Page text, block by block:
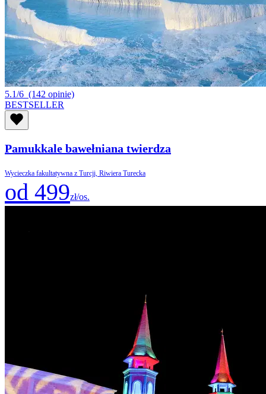
5.1/6 (142 opinie)
BESTSELLER
Pamukkale bawełniana twierdza
Wycieczka fakultatywna z Turcji, Riwiera Turecka
od 499zł/os.